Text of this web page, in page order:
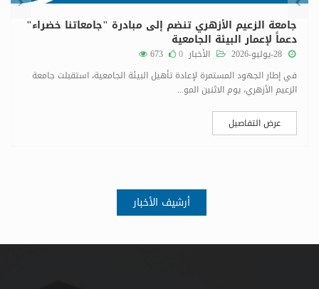
جامعة الزعيم الأزهري تنضم إلى مبادرة "جامعاتنا خضراء"
دعماً لإعمار البيئة الجامعية
الأخبار 0
673
في إطار الجهود المستمرة لإعادة تأهيل البيئة الجامعية، استقبلت جامعة
الزعيم الأزهري، يوم الاثنين المو...
عرض التفاصيل
أرشيف الأخبار